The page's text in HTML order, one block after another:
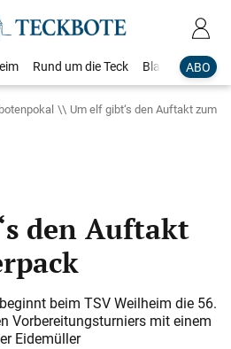
ABO
Rund um die Teck Blaulicht
Um elf gibt‘s den Auftakt zum
den Auftakt
beim TSV Weilheim die 56.
Vorbereitungsturniers mit einem
Eidemüller